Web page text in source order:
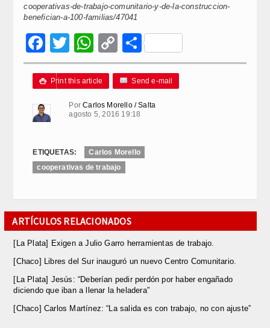
cooperativas-de-trabajo-comunitario-y-de-la-construccion-
benefician-a-100-familias/47041
Facebook
Twitter
WhatsApp
Copy
Link
Compartir
 Print this article Send e-mail
PorCarlos Morello / Salta
agosto 5, 2016 19:18
ETIQUETAS:
Carlos Morello
cooperativas de trabajo
ARTÍCULOS RELACIONADOS
[La Plata] Exigen a Julio Garro herramientas de trabajo.
[Chaco] Libres del Sur inauguró un nuevo Centro Comunitario.
[La Plata] Jesús: “Deberían pedir perdón por haber engañado
diciendo que iban a llenar la heladera”
[Chaco] Carlos Martínez: “La salida es con trabajo, no con ajuste”